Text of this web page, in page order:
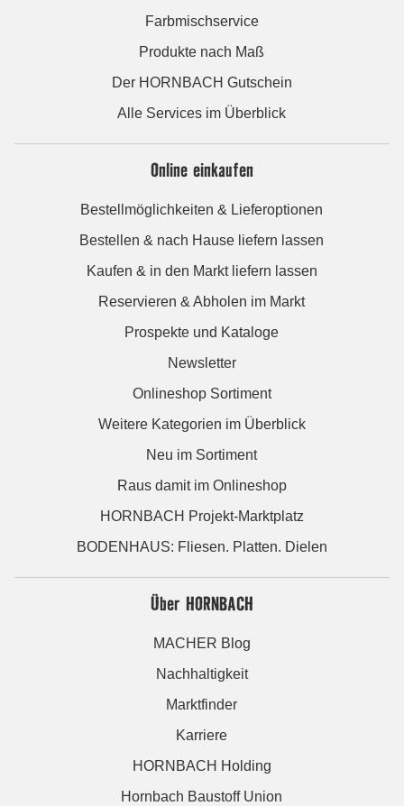
Farbmischservice
Produkte nach Maß
Der HORNBACH Gutschein
Alle Services im Überblick
Online einkaufen
Bestellmöglichkeiten & Lieferoptionen
Bestellen & nach Hause liefern lassen
Kaufen & in den Markt liefern lassen
Reservieren & Abholen im Markt
Prospekte und Kataloge
Newsletter
Onlineshop Sortiment
Weitere Kategorien im Überblick
Neu im Sortiment
Raus damit im Onlineshop
HORNBACH Projekt-Marktplatz
BODENHAUS: Fliesen. Platten. Dielen
Über HORNBACH
MACHER Blog
Nachhaltigkeit
Marktfinder
Karriere
HORNBACH Holding
Hornbach Baustoff Union